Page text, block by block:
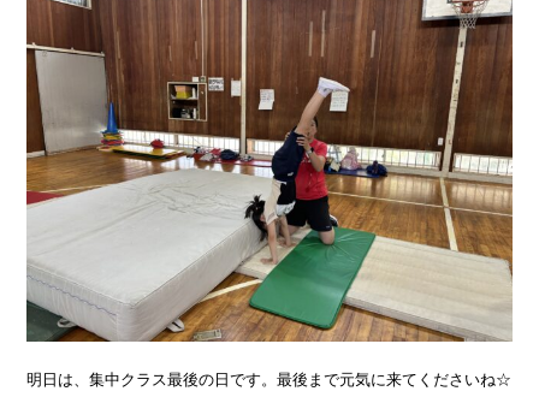
明日は、集中クラス最後の日です。最後まで元気に来てくださいね☆